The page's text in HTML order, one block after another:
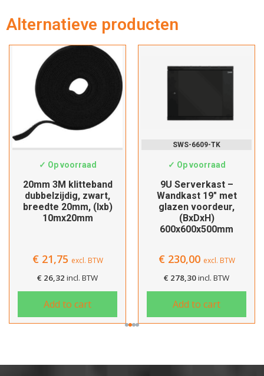
Alternatieve producten
✓ Op voorraad
20mm 3M klitteband
dubbelzijdig, zwart,
breedte 20mm, (lxb)
10mx20mm
€21,75 excl. BTW
€ 26,32 incl. BTW
Add to cart
SWS-6609-TK
✓ Op voorraad
9U Serverkast –
Wandkast 19″ met
glazen voordeur,
(BxDxH)
600x600x500mm
€230,00 excl. BTW
€ 278,30incl. BTW
Add to cart
Verder winkelen
Afrekenen